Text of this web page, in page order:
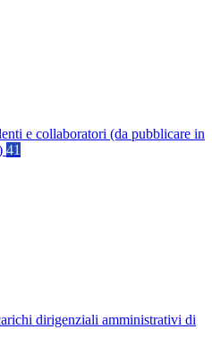
e collaboratori (da pubblicare in
41
dirigenziali amministrativi di